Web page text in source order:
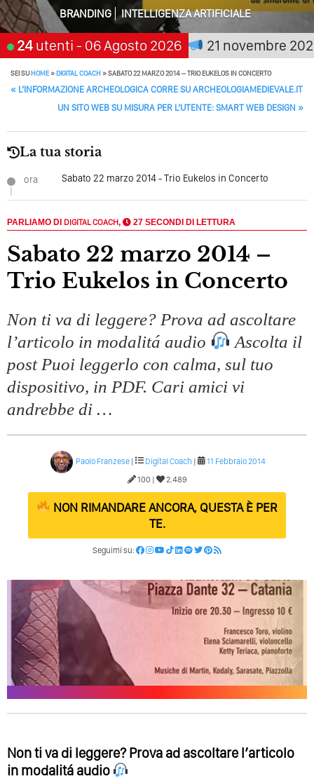
Perché Non Guadagni Sui Social Media? Probabilmente
Tutto Peggiorerà
Quali Sono Gli Errori Della Comunicazione Politica? Il
Caso Delle Braccia Incrociate
Come Promuoversi Nel Wedding? Il Mio Intervento Per
L’Accademia Del Wedding
BRANDING
INTELLIGENZA ARTIFICIALE
24 utenti - 06 Agosto 2026
chi aspetta, scegli: 21 novembre 2026
SEI SUHOME»DIGITAL COACH»SABATO 22 MARZO 2014 – TRIO EUKELOS IN CONCERTO
POST NAVIGATION
« L’INFORMAZIONE ARCHEOLOGICA CORRE SU ARCHEOLOGIAMEDIEVALE.IT
UN SITO WEB SU MISURA PER L’UTENTE: SMART WEB DESIGN »
La tua storia
ora Sabato 22 marzo 2014 - Trio Eukelos in Concerto
PARLIAMO DI DIGITAL COACH, 27 SECONDI DI LETTURA
Sabato 22 marzo 2014 –
Trio Eukelos in Concerto
Non ti va di leggere? Prova ad ascoltare
l’articolo in modalitá audio
Ascolta il
post Puoi leggerlo con calma, sul tuo
dispositivo, in PDF. Cari amici vi
andrebbe di …
Paolo Franzese| Digital Coach |
11 Febbraio 2014
100 |
2.489
NON RIMANDARE ANCORA, QUESTA È PER
TE.
Seguimi su:
Non ti va di leggere? Prova ad ascoltare l’articolo
in modalitá audio